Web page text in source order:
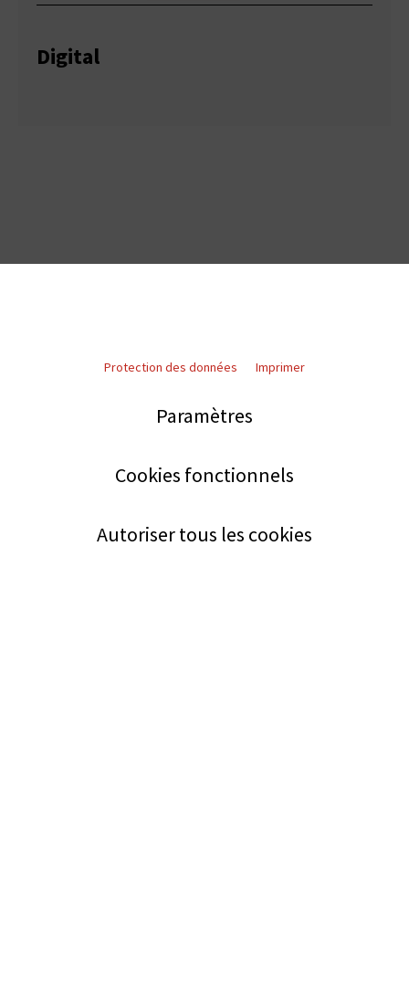
Digital
Protection des données Imprimer
Paramètres
Cookies fonctionnels
Autoriser tous les cookies